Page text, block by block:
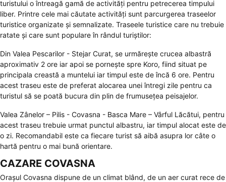
turistului o întreagă gamă de activități pentru petrecerea timpului
liber. Printre cele mai căutate activități sunt parcurgerea traseelor
turistice organizate și semnalizate. Traseele turistice care nu trebuie
ratate și care sunt populare în rândul turiștilor:
Din Valea Pescarilor - Stejar Curat, se urmărește crucea albastră
aproximativ 2 ore iar apoi se pornește spre Koro, fiind situat pe
principala creastă a muntelui iar timpul este de încă 6 ore. Pentru
acest traseu este de preferat alocarea unei întregi zile pentru ca
turistul să se poată bucura din plin de frumusețea peisajelor.
Valea Zânelor – Pilis - Covasna - Basca Mare – Vârful Lăcătui, pentru
acest traseu trebuie urmat punctul albastru, iar timpul alocat este de
o zi. Recomandabil este ca fiecare turist să aibă asupra lor câte o
hartă pentru o mai bună orientare.
CAZARE COVASNA
Orașul Covasna dispune de un climat blând, de un aer curat rece de